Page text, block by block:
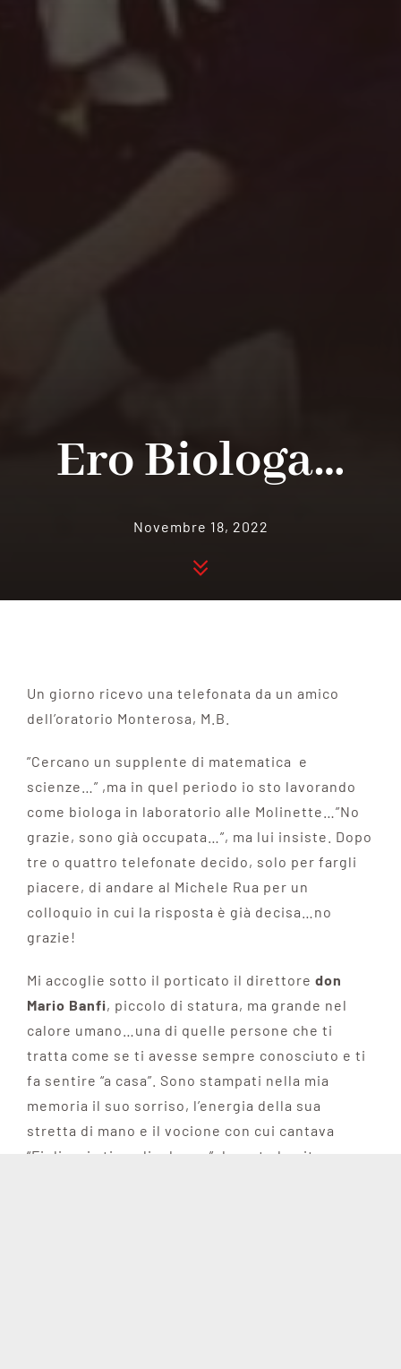
Ero Biologa…
Novembre 18, 2022
Un giorno ricevo una telefonata da un amico
dell’oratorio Monterosa, M.B.
”Cercano un supplente di matematica e
scienze…” ,ma in quel periodo io sto lavorando
come biologa in laboratorio alle Molinette…”No
grazie, sono già occupata…”, ma lui insiste. Dopo
tre o quattro telefonate decido, solo per fargli
piacere, di andare al Michele Rua per un
colloquio in cui la risposta è già decisa…no
grazie!
Mi accoglie sotto il porticato il direttore don
Mario Banfi, piccolo di statura, ma grande nel
calore umano…una di quelle persone che ti
tratta come se ti avesse sempre conosciuto e ti
fa sentire “a casa”. Sono stampati nella mia
memoria il suo sorriso, l’energia della sua
stretta di mano e il vocione con cui cantava
“Figlia mia ti voglio dare…” durante le gite